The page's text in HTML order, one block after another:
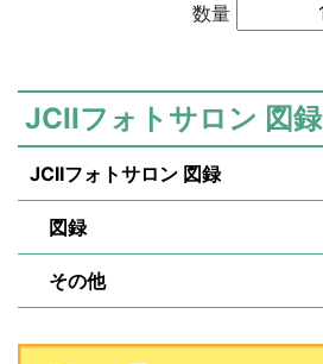
数量
JCIIフォトサロン 図録
JCIIフォトサロン 図録
図録
その他